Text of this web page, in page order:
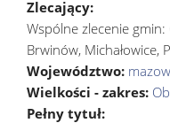
Zlecający:
Wspólne zlecenie
Brwinów, Michałowice,
Województwo:
Wielkości - zakres:
Pełny tytuł: